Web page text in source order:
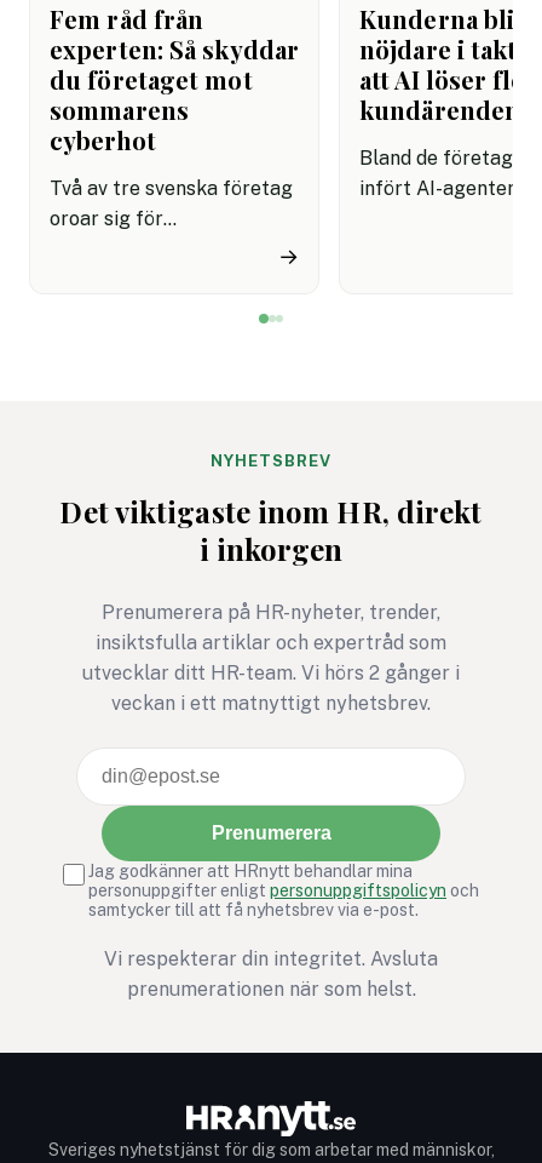
Fem råd från
experten: Så skyddar
du företaget mot
sommarens
cyberhot
Två av tre svenska företag
oroar sig för
innebär semestertider med
fem bästa tips för ett
säkrare sommarkontor.
→
Kunderna blir
nöjdare i takt
att AI löser fler
kundärenden
Bland de företag
infört AI-agenter i
NYHETSBREV
Det viktigaste inom HR, direkt
i inkorgen
Prenumerera på HR-nyheter, trender,
insiktsfulla artiklar och expertråd som
utvecklar ditt HR-team. Vi hörs 2 gånger i
veckan i ett matnyttigt nyhetsbrev.
Prenumerera
Jag godkänner att HRnytt behandlar mina
personuppgifter enligt personuppgiftspolicyn och
samtycker till att få nyhetsbrev via e-post.
Vi respekterar din integritet. Avsluta
prenumerationen när som helst.
Sveriges nyhetstjänst för dig som arbetar med människor,